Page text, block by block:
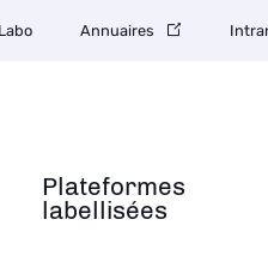
Plateformes
labellisées
Annuaires